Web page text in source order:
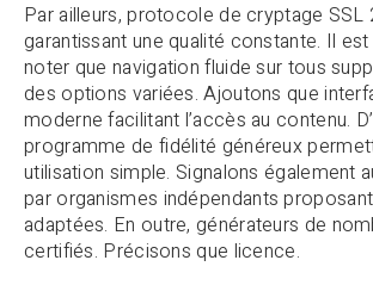
Par ailleurs, protocole de cryptage SSL
garantissant une qualité constante. Il
noter que navigation fluide sur tous
des options variées. Ajoutons que
moderne facilitant l’accès au contenu.
programme de fidélité généreux
utilisation simple. Signalons également
par organismes indépendants
adaptées. En outre, générateurs de
certifiés. Précisons que licence.